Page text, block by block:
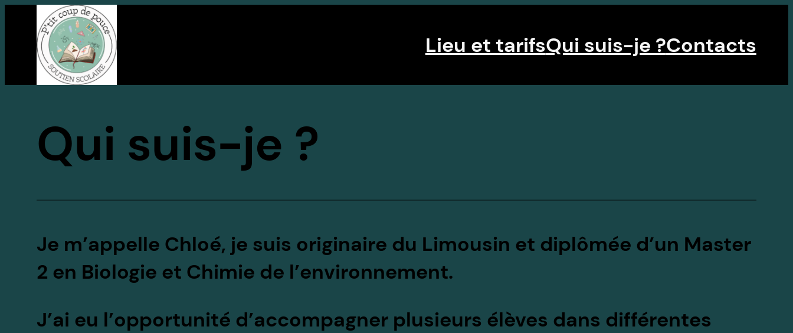
Aller
contenu
Lieu et tarifsQui suis-je ?Contacts
Qui suis-je ?
Je m’appelle Chloé, je suis originaire du Limousin et diplômée d’un Master
2 en Biologie et Chimie de l’environnement.
J’ai eu l’opportunité d’accompagner plusieurs élèves dans différentes